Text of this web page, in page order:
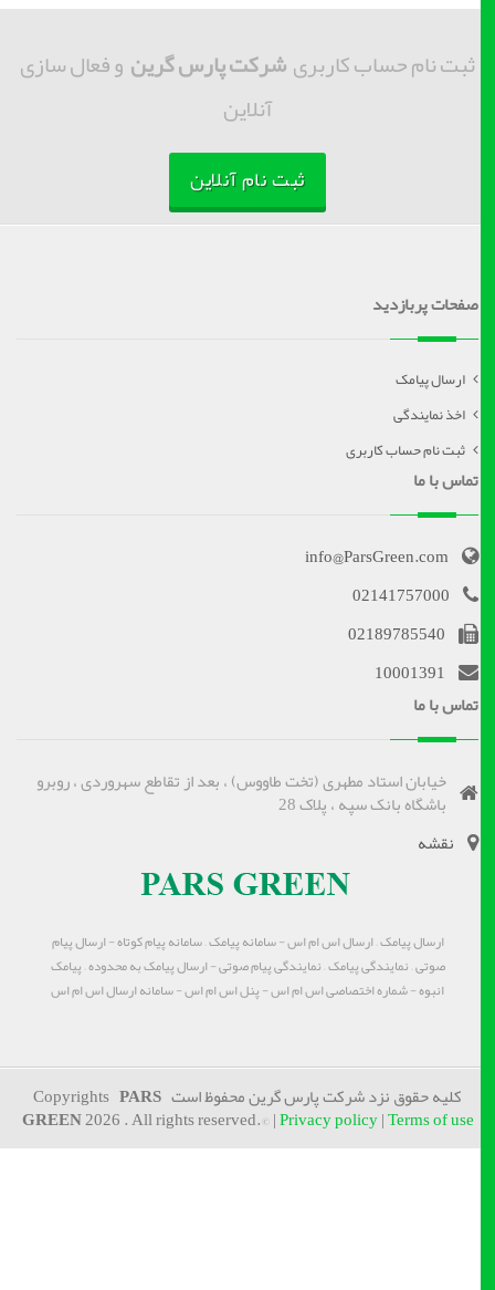
ثبت نام حساب کاربریشرکت پارس گرینو فعال سازی
آنلاین
ثبت نام آنلاین
صفحات پربازدید
ارسال پیامک
اخذ نمایندگی
ثبت نام حساب کاربری
تماس با ما
info@ParsGreen.com
02141757000
02189785540
10001391
تماس با ما
خیابان استاد مطهری (تخت طاووس) ، بعد از تقاطع سهروردی ، روبرو
باشگاه بانک سپه ، پلاک 28
نقشه
ارسال پیامک – ارسال اس ام اس - سامانه پیامک – سامانه پیام کوتاه - ارسال پیام
صوتی – نمایندگی پیامک – نمایندگی پیام صوتی - ارسال پیامک به محدوده – پیامک
انبوه - شماره اختصاصی اس ام اس - پنل اس ام اس - سامانه ارسال اس ام اس
کلیه حقوق نزد شرکت پارس گرین محفوظ است CopyrightsPARS
GREEN2026 . All rights reserved.© |Privacy policy|Terms of use